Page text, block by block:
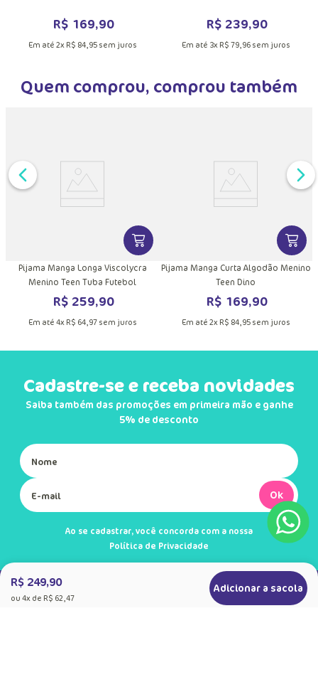
R$ 169,90
Em até 2x R$ 84,95sem juros
R$ 239,90
Em até 3x R$ 79,96sem juros
Quem comprou, comprou também
INFORMAÇÕES DO PRODUTOVER MAIS INFORMAÇÕES DO
Pijama Manga Longa Viscolycra
Menino Teen Tuba Futebol
R$ 259,90
Em até 4x R$ 64,97sem juros
VER
Pijama Manga Curta Algodão Menino
Teen Dino
R$ 169,90
Em até 2x R$ 84,95sem juros
R$ 249,90
ou 4x de R$ 62,47
Adicionar a sacola
Cadastre-se e receba novidades
Saiba também das promoções em primeira mão e ganhe
5% de desconto
Ok
Ao se cadastrar, você concorda com a nossa
Política de Privacidade